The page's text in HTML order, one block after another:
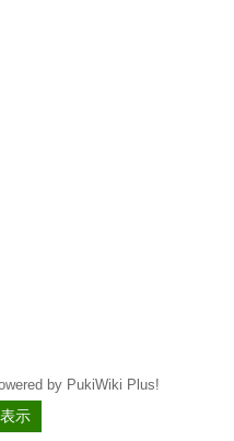
by PukiWiki Plus!
示